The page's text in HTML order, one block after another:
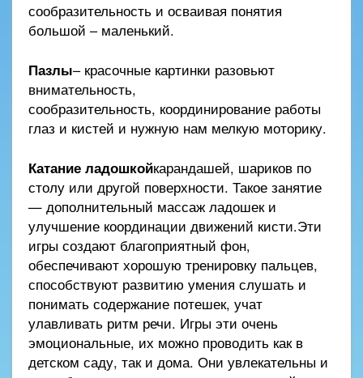
сообразительность и осваивая понятия
большой – маленький.
Пазлы– красочные картинки разовьют
внимательность,
сообразительность, координирование работы
глаз и кистей и нужную нам мелкую моторику.
Катание ладошкойкарандашей, шариков по
столу или другой поверхности. Такое занятие
— дополнительный массаж ладошек и
улучшение координации движений кисти.Эти
игры создают благоприятный фон,
обеспечивают хорошую тренировку пальцев,
способствуют развитию умения слушать и
понимать содержание потешек, учат
улавливать ритм речи. Игры эти очень
эмоциональные, их можно проводить как в
детском саду, так и дома. Они увлекательны и